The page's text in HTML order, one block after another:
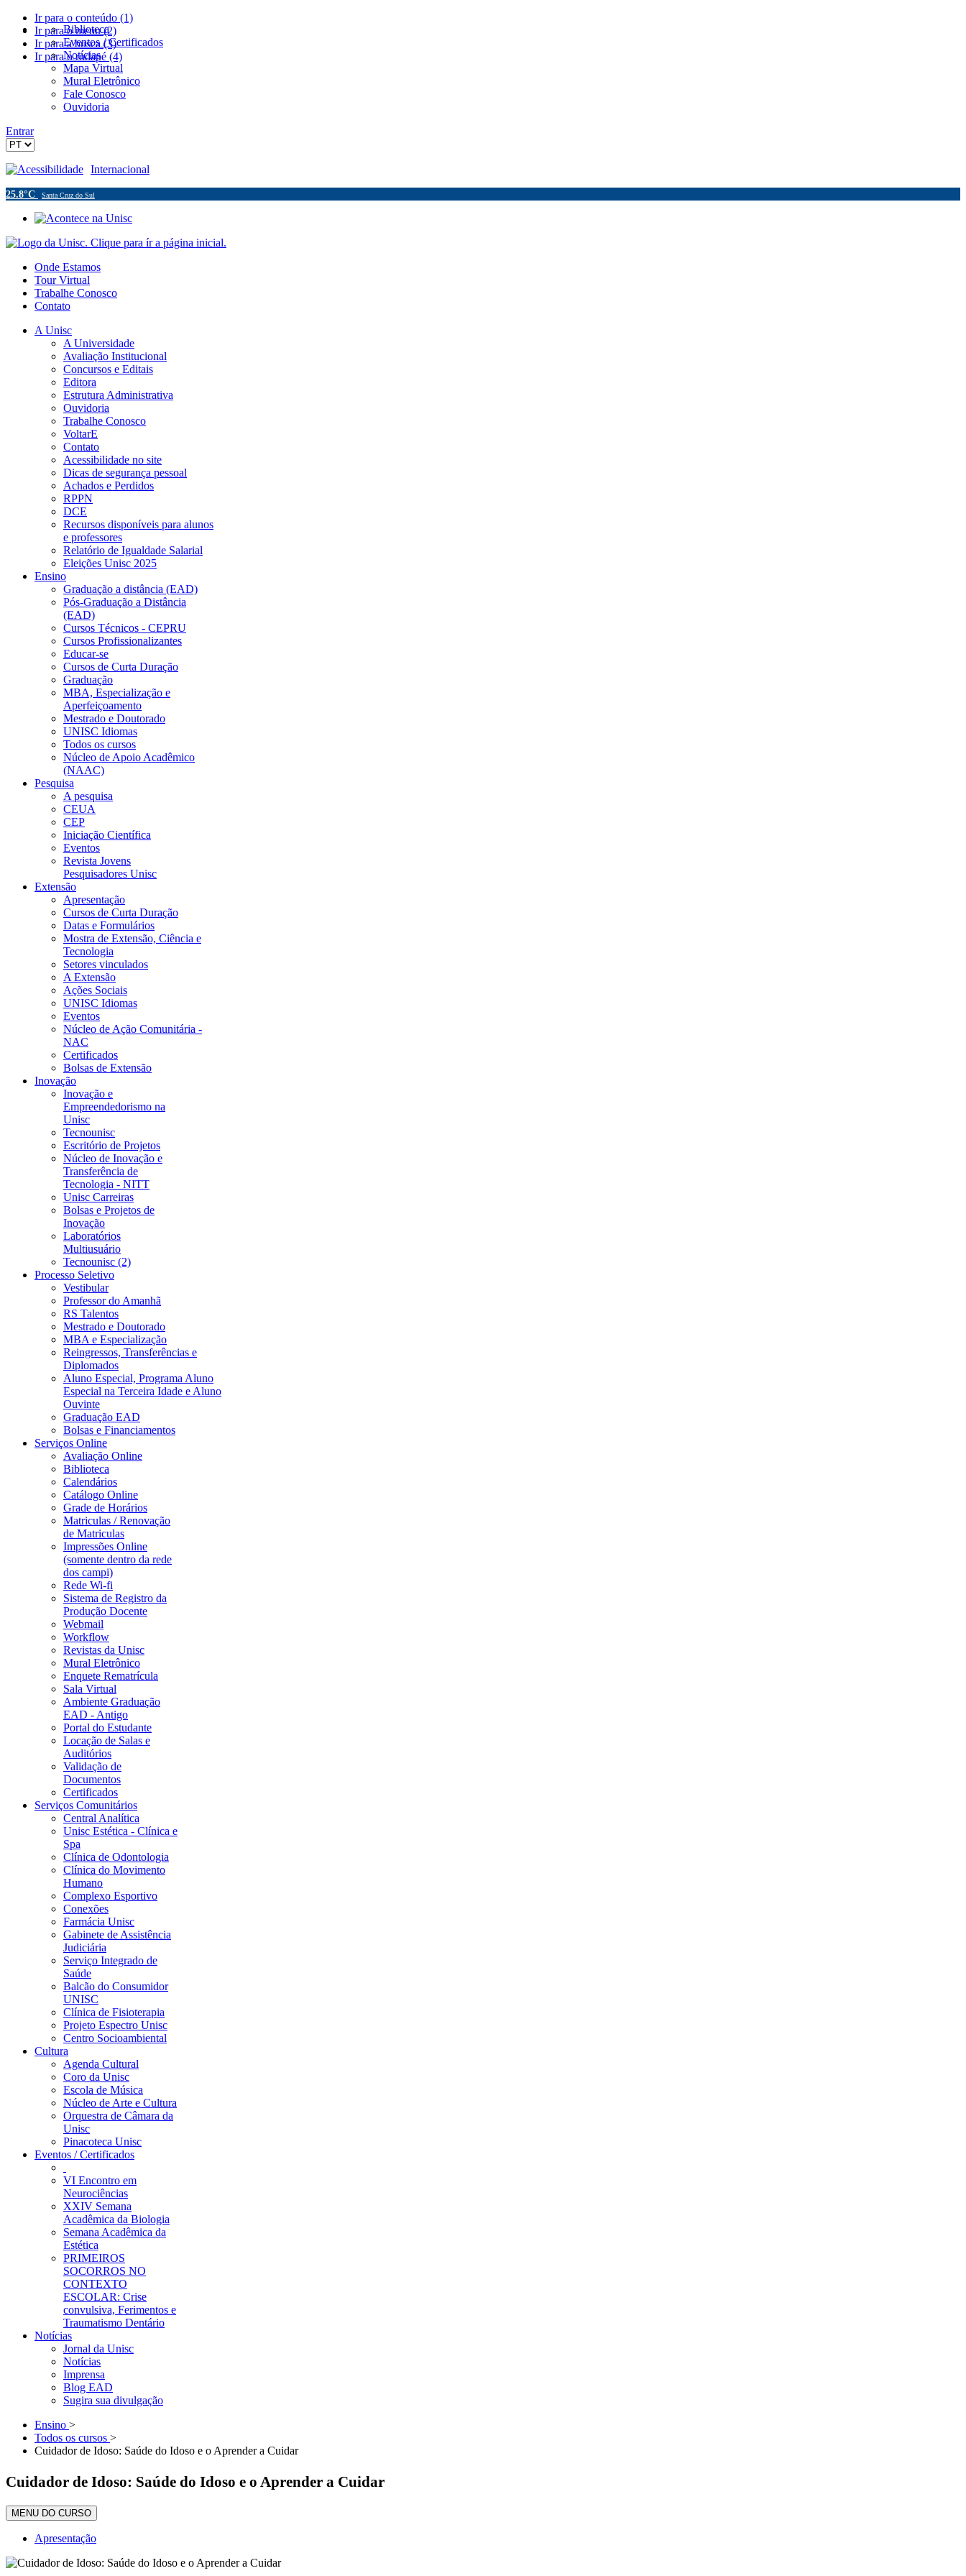
Ir para o conteúdo (1)
Ir para o menu (2)
Ir para a busca (3)
Ir para o rodapé (4)
Biblioteca
Eventos / Certificados
Notícias
Mapa Virtual
Mural Eletrônico
Fale Conosco
Ouvidoria
Entrar
Acessibilidade Internacional
25.8°C Santa Cruz do Sul
Onde Estamos
Tour Virtual
Trabalhe Conosco
Contato
A Unisc
A Universidade
Avaliação Institucional
Concursos e Editais
Editora
Estrutura Administrativa
Ouvidoria
Trabalhe Conosco
VoltarE
Contato
Acessibilidade no site
Dicas de segurança pessoal
Achados e Perdidos
RPPN
DCE
Recursos disponíveis para alunos
e professores
Relatório de Igualdade Salarial
Eleições Unisc 2025
Ensino
Graduação a distância (EAD)
Pós-Graduação a Distância
(EAD)
Cursos Técnicos - CEPRU
Cursos Profissionalizantes
Educar-se
Cursos de Curta Duração
Graduação
MBA, Especialização e
Aperfeiçoamento
Mestrado e Doutorado
UNISC Idiomas
Todos os cursos
Núcleo de Apoio Acadêmico
(NAAC)
Pesquisa
A pesquisa
CEUA
CEP
Iniciação Científica
Eventos
Revista Jovens
Pesquisadores Unisc
Extensão
Apresentação
Cursos de Curta Duração
Datas e Formulários
Mostra de Extensão, Ciência e
Tecnologia
Setores vinculados
A Extensão
Ações Sociais
UNISC Idiomas
Eventos
Núcleo de Ação Comunitária -
NAC
Certificados
Bolsas de Extensão
Inovação
Inovação e
Empreendedorismo na
Unisc
Tecnounisc
Escritório de Projetos
Núcleo de Inovação e
Transferência de
Tecnologia - NITT
Unisc Carreiras
Bolsas e Projetos de
Inovação
Laboratórios
Multiusuário
Tecnounisc (2)
Processo Seletivo
Vestibular
Professor do Amanhã
RS Talentos
Mestrado e Doutorado
MBA e Especialização
Reingressos, Transferências e
Diplomados
Aluno Especial, Programa Aluno
Especial na Terceira Idade e Aluno
Ouvinte
Graduação EAD
Bolsas e Financiamentos
Serviços Online
Avaliação Online
Biblioteca
Calendários
Catálogo Online
Grade de Horários
Matriculas / Renovação
de Matriculas
Impressões Online
(somente dentro da rede
dos campi)
Rede Wi-fi
Sistema de Registro da
Produção Docente
Webmail
Workflow
Revistas da Unisc
Mural Eletrônico
Enquete Rematrícula
Sala Virtual
Ambiente Graduação
EAD - Antigo
Portal do Estudante
Locação de Salas e
Auditórios
Validação de
Documentos
Certificados
Serviços Comunitários
Central Analítica
Unisc Estética - Clínica e
Spa
Clínica de Odontologia
Clínica do Movimento
Humano
Complexo Esportivo
Conexões
Farmácia Unisc
Gabinete de Assistência
Judiciária
Serviço Integrado de
Saúde
Balcão do Consumidor
UNISC
Clínica de Fisioterapia
Projeto Espectro Unisc
Centro Socioambiental
Cultura
Agenda Cultural
Coro da Unisc
Escola de Música
Núcleo de Arte e Cultura
Orquestra de Câmara da
Unisc
Pinacoteca Unisc
Eventos / Certificados
VI Encontro em
Neurociências
XXIV Semana
Acadêmica da Biologia
Semana Acadêmica da
Estética
PRIMEIROS
SOCORROS NO
CONTEXTO
ESCOLAR: Crise
convulsiva, Ferimentos e
Traumatismo Dentário
Notícias
Jornal da Unisc
Notícias
Imprensa
Blog EAD
Sugira sua divulgação
Ensino >
Todos os cursos >
Cuidador de Idoso: Saúde do Idoso e o Aprender a Cuidar
Cuidador de Idoso: Saúde do Idoso e o Aprender a Cuidar
MENU DO CURSO
Apresentação